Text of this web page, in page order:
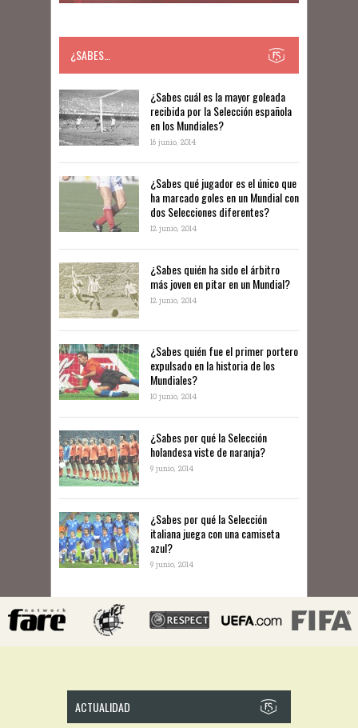
¿SABES…
​​¿Sabes cuál es la mayor goleada
recibida por la Selección española
en los Mundiales?
16 junio, 2014
¿Sabes qué jugador es el único que
ha marcado goles en un Mundial con
dos Selecciones diferentes?
12 junio, 2014
¿Sabes quién ha sido el árbitro
más joven en pitar en un Mundial?
12 junio, 2014
¿Sabes quién fue el primer portero
expulsado en la historia de los
Mundiales?
10 junio, 2014
​¿Sabes por qué la Selección
holandesa viste de naranja?
9 junio, 2014
¿Sabes por qué la Selección
italiana juega con una camiseta
azul?
9 junio, 2014
ACTUALIDAD